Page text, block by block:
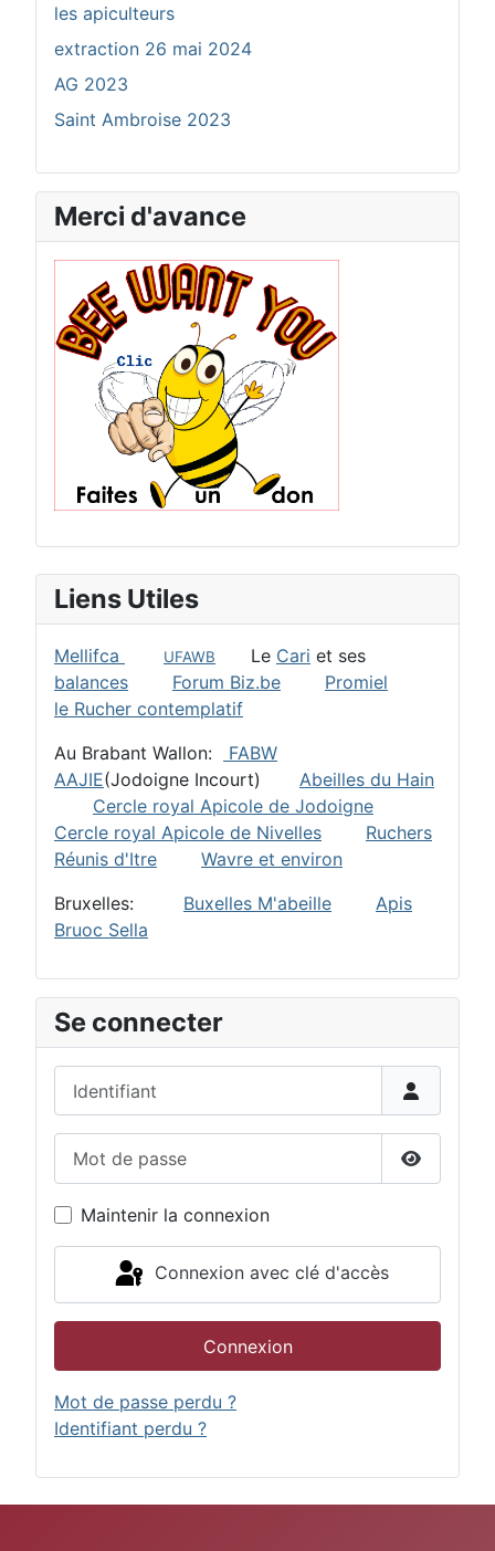
les apiculteurs
extraction 26 mai 2024
AG 2023
Saint Ambroise 2023
Merci d'avance
Liens Utiles
Mellifca UFAWB Le Cari et ses
balances
Forum Biz.be
Promiel
le Rucher contemplatif
Au Brabant Wallon:
FABW
AAJIE(Jodoigne Incourt) Abeilles du Hain
Cercle royal Apicole de Jodoigne
Cercle royal Apicole de Nivelles
Ruchers
Réunis d'Itre
Wavre et environ
Bruxelles: Buxelles M'abeille
Apis
Bruoc Sella
Se connecter
Afficher
Maintenir la connexion
Connexion avec clé d'accès
Connexion
Mot de passe perdu ?
Identifiant perdu ?